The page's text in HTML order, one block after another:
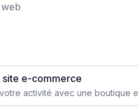
site e-commerce